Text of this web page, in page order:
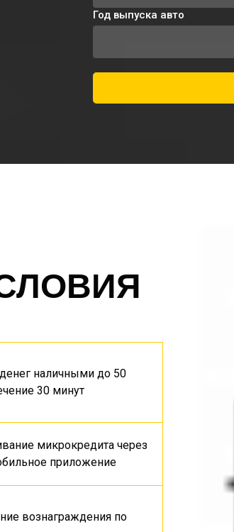
Год выпуска авто
наличными до 50
30 минут
микрокредита через
приложение
вознаграждения по